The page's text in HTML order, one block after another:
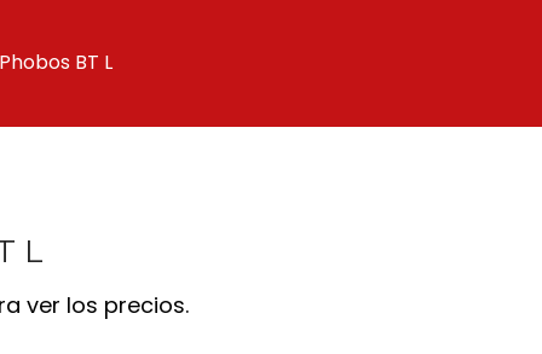
BT L
L
ver los precios.